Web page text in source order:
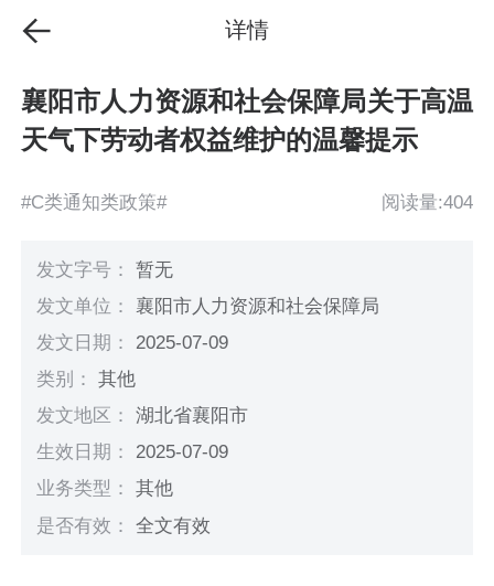
详情
襄阳市人力资源和社会保障局关于高温
天气下劳动者权益维护的温馨提示
#C类通知类政策# 阅读量:404
发文字号：暂无
发文单位： 襄阳市人力资源和社会保障局
发文日期： 2025-07-09
类别：其他
发文地区：湖北省襄阳市
生效日期： 2025-07-09
业务类型：其他
是否有效：全文有效